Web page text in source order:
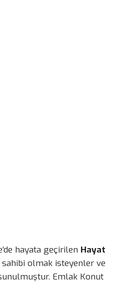
hayata geçirilen Hayat
olmak isteyenler ve
Emlak Konut